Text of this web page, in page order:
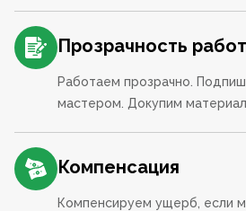
Прозрачность
Работаем прозрачно.
мастером. Докупим
Компенсация
Компенсируем ущерб, если